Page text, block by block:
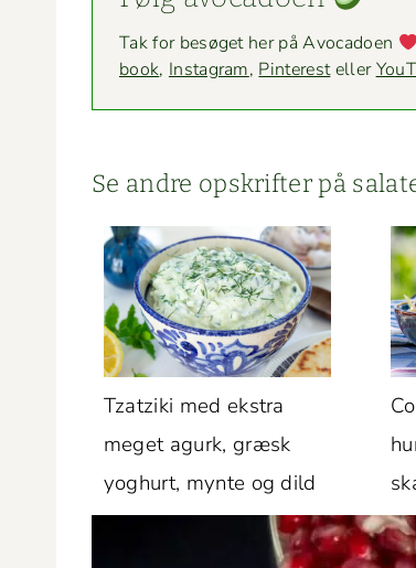
Tak for besøget her på Avo­ca­doen
book, Insta­gram, Pin­ter­esteller
Se andre opskrifter på
Tzatzi­ki med ekstra
meget agurk, græsk
yoghurt, mynte og dild